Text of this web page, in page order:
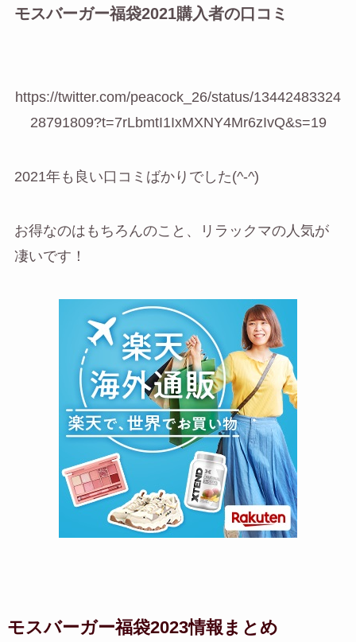
モスバーガー福袋2021購入者の口コミ
https://twitter.com/peacock_26/status/13442483324
28791809?t=7rLbmtI1IxMXNY4Mr6zIvQ&s=19
2021年も良い口コミばかりでした(^-^)
お得なのはもちろんのこと、リラックマの人気が
凄いです！
モスバーガー福袋2023情報まとめ